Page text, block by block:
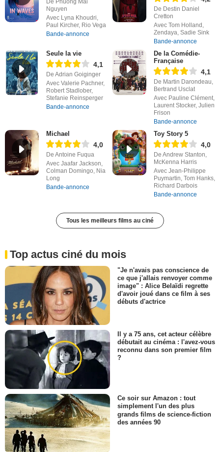
Nguyen
Avec Lyna Khoudri,
Paul Kircher, Rio Vega
Bande-annonce
De Destin Daniel
Cretton
Avec Tom Holland,
Zendaya, Sadie Sink
Bande-annonce
Seule la vie
4,1
De Adrian Goiginger
Avec Valerie Pachner,
Robert Stadlober,
Stefanie Reinsperger
Bande-annonce
De la Comédie-
Française
4,1
De Martin Darondeau,
Bertrand Usclat
Avec Pauline Clément,
Laurent Stocker, Julien
Frison
Bande-annonce
Michael
4,0
De Antoine Fuqua
Avec Jaafar Jackson,
Colman Domingo, Nia
Long
Bande-annonce
Toy Story 5
4,0
De Andrew Stanton,
McKenna Harris
Avec Jean-Philippe
Puymartin, Tom Hanks,
Richard Darbois
Bande-annonce
Tous les meilleurs films au ciné
Top actus ciné du mois
"Je n'avais pas conscience de
ce que j'allais renvoyer comme
image" : Alice Belaïdi regrette
d'avoir joué dans ce film à ses
débuts d'actrice
Il y a 75 ans, cet acteur célèbre
débutait au cinéma : l'avez-vous
reconnu dans son premier film
?
Ce soir sur Amazon : tout
simplement l'un des plus
grands films de science-fiction
des années 90